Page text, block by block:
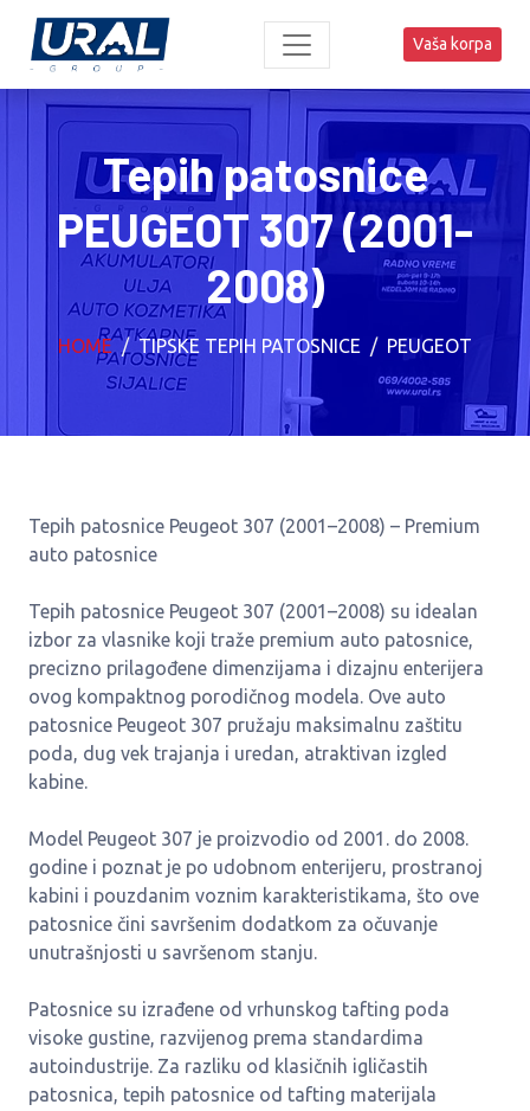
Vaša korpa
Tepih patosnice
PEUGEOT 307 (2001-
2008)
HOME TIPSKE TEPIH PATOSNICE PEUGEOT
Tepih patosnice Peugeot 307 (2001–2008) – Premium
auto patosnice
Tepih patosnice Peugeot 307 (2001–2008) su idealan
izbor za vlasnike koji traže premium auto patosnice,
precizno prilagođene dimenzijama i dizajnu enterijera
ovog kompaktnog porodičnog modela. Ove auto
patosnice Peugeot 307 pružaju maksimalnu zaštitu
poda, dug vek trajanja i uredan, atraktivan izgled
kabine.
Model Peugeot 307 je proizvodio od 2001. do 2008.
godine i poznat je po udobnom enterijeru, prostranoj
kabini i pouzdanim voznim karakteristikama, što ove
patosnice čini savršenim dodatkom za očuvanje
unutrašnjosti u savršenom stanju.
Patosnice su izrađene od vrhunskog tafting poda
visoke gustine, razvijenog prema standardima
autoindustrije. Za razliku od klasičnih igličastih
patosnica, tepih patosnice od tafting materijala